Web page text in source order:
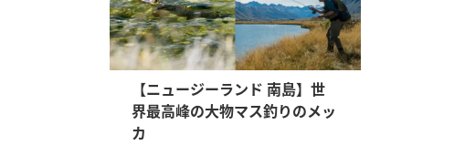
【ニュージーランド 南島】世
界最高峰の大物マス釣りのメッ
カ